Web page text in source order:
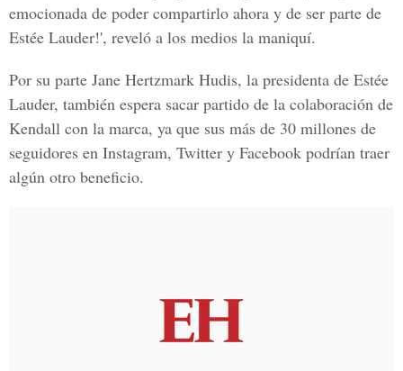
emocionada de poder compartirlo ahora y de ser parte de
Estée Lauder!', reveló a los medios la maniquí.
Por su parte Jane Hertzmark Hudis, la presidenta de Estée
Lauder, también espera sacar partido de la colaboración de
Kendall con la marca, ya que sus más de 30 millones de
seguidores en Instagram, Twitter y Facebook podrían traer
algún otro beneficio.